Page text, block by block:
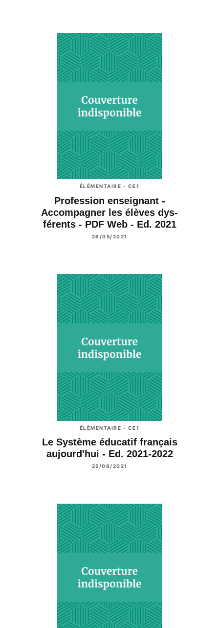
ÉLÉMENTAIRE - CE1
Profession enseignant -
Accompagner les élèves dys-
férents - PDF Web - Ed. 2021
26/05/2021
ÉLÉMENTAIRE - CE1
Le Système éducatif français
aujourd'hui - Ed. 2021-2022
25/08/2021